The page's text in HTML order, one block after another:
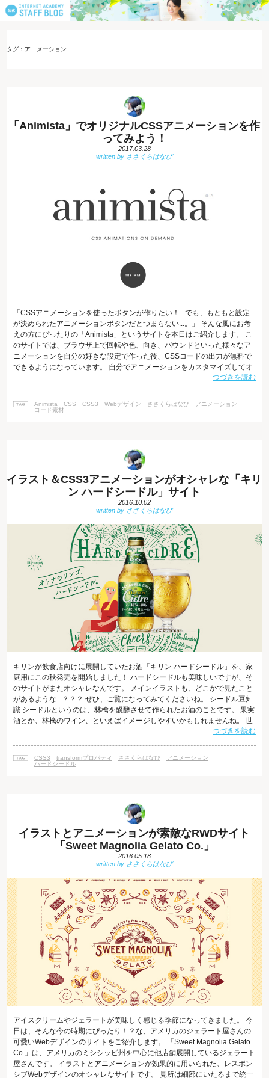
タグ：アニメーション
「Animista」でオリジナルCSSアニメーションを作
ってみよう！
2017.03.28
「CSSアニメーションを使ったボタンが作りたい！...でも、もともと設定
が決められたアニメーションボタンだとつまらない...。」 そんな風にお考
えの方にぴったりの「Animista」というサイトを本日はご紹介します。 こ
のサイトでは、ブラウザ上で回転や色、向き、バウンドといった様々なア
ニメーションを自分の好きな設定で作った後、CSSコードの出力が無料で
できるようになっています。 自分でアニメーションをカスタマイズしてオ
リジナルの動きを考えられる、というのがうれしいですよね。 さっそく、
すると、ロゴと一緒に「TRY ME!」のボタンが表示されますので、それを
クリックしましょう。 すると、次のようなアニメーシ
つづきを読む
Animista CSS CSS3 Webデザイン ささくらはなび
アニメーション
コード素材
イラスト＆CSS3アニメーションがオシャレな「キリ
ン ハードシードル」サイト
2016.10.02
キリンが飲食店向けに展開していたお酒「キリン ハードシードル」を、家
庭用にこの秋発売を開始しました！ ハードシードルも美味しいですが、そ
のサイトがまたオシャレなんです。 メインイラストも、どこかで見たこと
があるような...？？？ ぜひ、ご覧になってみてくださいね。 シードル豆知
識 シードルというのは、林檎を醗酵させて作られたお酒のことです。 果実
酒とか、林檎のワイン、といえばイメージしやすいかもしれませんね。 世
界中で飲まれているシードルですが、「シードル（cidre）」という呼称は
ードラ（Sidra）」と呼びます。 大抵は発泡性であることが多く、「ハード
シードル」も林檎のスパークリングワインという感じで爽やかにいただ
つづきを読む
CSS3 transformプロパティ ささくらはなび
アニメーション
ハードシードル
イラストとアニメーションが素敵なRWDサイト
「Sweet Magnolia Gelato Co.」
2016.05.18
アイスクリームやジェラートが美味しく感じる季節になってきました。 今
日は、そんな今の時期にぴったり！？な、アメリカのジェラート屋さんの
可愛いWebデザインのサイトをご紹介します。 「Sweet Magnolia Gelato
Co.」は、アメリカのミシシッピ州を中心に他店舗展開しているジェラート
屋さんです。 イラストとアニメーションが効果的に用いられた、レスポン
シブWebデザインのオシャレなサイトです。 見所は細部にいたるまで統一